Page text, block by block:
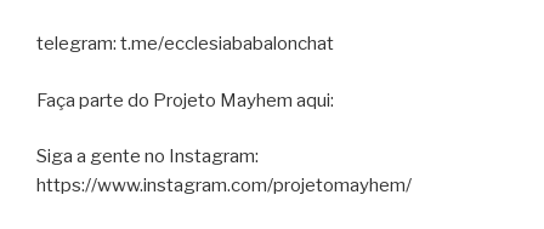
telegram: t.me/ecclesiababalonchat
Faça parte do Projeto Mayhem aqui:
Siga a gente no Instagram:
https://www.instagram.com/projetomayhem/